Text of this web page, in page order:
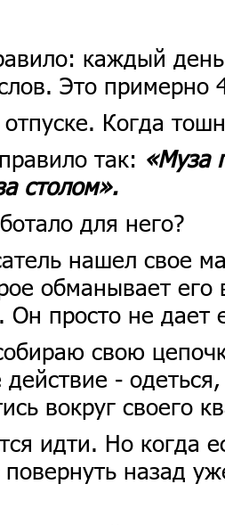
каждый
Это примерно
Когда
так: «Муза
столом».
для него?
нашел свое
обманывает его
Он просто не дает
свою
-
вокруг своего
идти. Но когда
повернуть назад